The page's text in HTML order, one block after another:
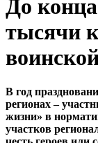
До конца
тысячи
В год
регионах –
жизни» в
участков